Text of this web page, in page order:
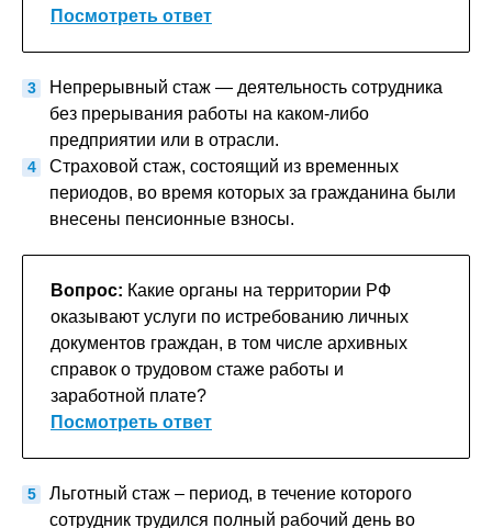
Посмотреть ответ
Непрерывный стаж — деятельность сотрудника
без прерывания работы на каком-либо
предприятии или в отрасли.
Страховой стаж, состоящий из временных
периодов, во время которых за гражданина были
внесены пенсионные взносы.
Вопрос: Какие органы на территории РФ
оказывают услуги по истребованию личных
документов граждан, в том числе архивных
справок о трудовом стаже работы и
заработной плате?
Посмотреть ответ
Льготный стаж – период, в течение которого
сотрудник трудился полный рабочий день во